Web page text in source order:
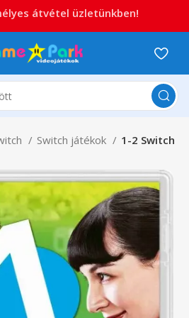
Switch játékok 1-2 Switch
átvétel üzletünkben!